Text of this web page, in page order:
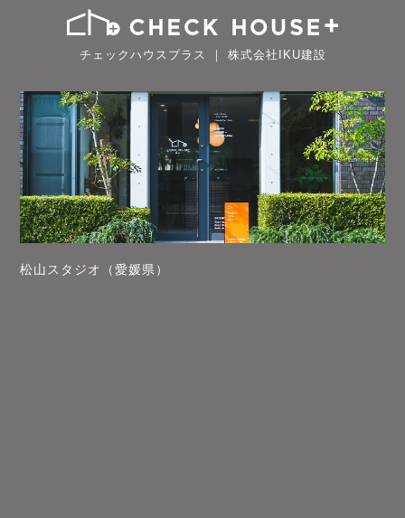
チェックハウスプラス ｜ 株式会社IKU建設
松山スタジオ（愛媛県）